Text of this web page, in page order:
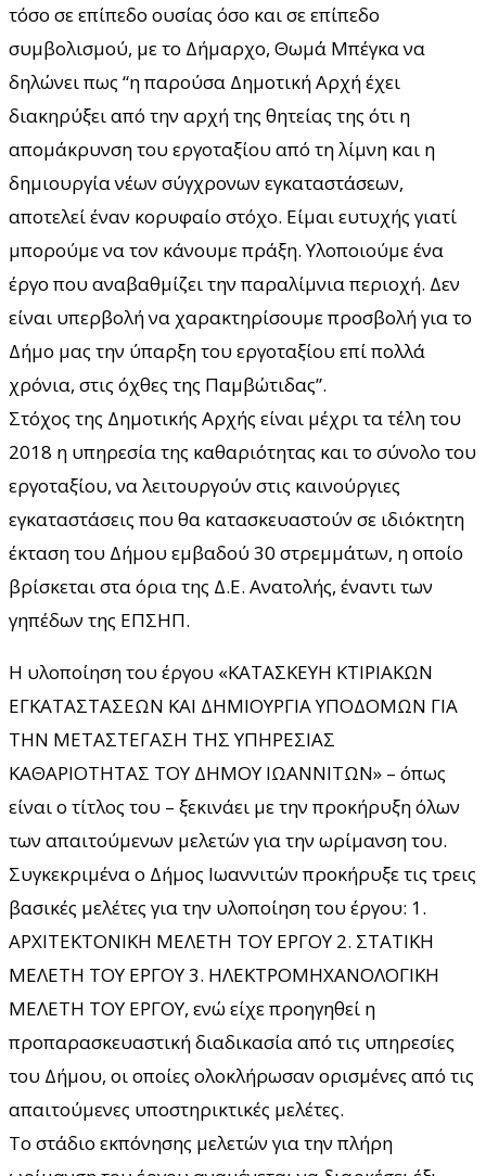
τόσο σε επίπεδο ουσίας όσο και σε επίπεδο
συμβολισμού, με το Δήμαρχο, Θωμά Μπέγκα να
δηλώνει πως “η παρούσα Δημοτική Αρχή έχει
διακηρύξει από την αρχή της θητείας της ότι η
απομάκρυνση του εργοταξίου από τη λίμνη και η
δημιουργία νέων σύγχρονων εγκαταστάσεων,
αποτελεί έναν κορυφαίο στόχο. Είμαι ευτυχής γιατί
μπορούμε να τον κάνουμε πράξη. Υλοποιούμε ένα
έργο που αναβαθμίζει την παραλίμνια περιοχή. Δεν
είναι υπερβολή να χαρακτηρίσουμε προσβολή για το
Δήμο μας την ύπαρξη του εργοταξίου επί πολλά
χρόνια, στις όχθες της Παμβώτιδας”.
Στόχος της Δημοτικής Αρχής είναι μέχρι τα τέλη του
2018 η υπηρεσία της καθαριότητας και το σύνολο του
εργοταξίου, να λειτουργούν στις καινούργιες
εγκαταστάσεις που θα κατασκευαστούν σε ιδιόκτητη
έκταση του Δήμου εμβαδού 30 στρεμμάτων, η οποίο
βρίσκεται στα όρια της Δ.Ε. Ανατολής, έναντι των
γηπέδων της ΕΠΣΗΠ.
Η υλοποίηση του έργου «ΚΑΤΑΣΚΕΥΗ ΚΤΙΡΙΑΚΩΝ
ΕΓΚΑΤΑΣΤΑΣΕΩΝ ΚΑΙ ΔΗΜΙΟΥΡΓΙΑ ΥΠΟΔΟΜΩΝ ΓΙΑ
ΤΗΝ ΜΕΤΑΣΤΕΓΑΣΗ ΤΗΣ ΥΠΗΡΕΣΙΑΣ
ΚΑΘΑΡΙΟΤΗΤΑΣ ΤΟΥ ΔΗΜΟΥ ΙΩΑΝΝΙΤΩΝ» – όπως
είναι ο τίτλος του – ξεκινάει με την προκήρυξη όλων
των απαιτούμενων μελετών για την ωρίμανση του.
Συγκεκριμένα ο Δήμος Ιωαννιτών προκήρυξε τις τρεις
βασικές μελέτες για την υλοποίηση του έργου: 1.
ΑΡΧΙΤΕΚΤΟΝΙΚΗ ΜΕΛΕΤΗ ΤΟΥ ΕΡΓΟΥ 2. ΣΤΑΤΙΚΗ
ΜΕΛΕΤΗ ΤΟΥ ΕΡΓΟΥ 3. ΗΛΕΚΤΡΟΜΗΧΑΝΟΛΟΓΙΚΗ
ΜΕΛΕΤΗ ΤΟΥ ΕΡΓΟΥ, ενώ είχε προηγηθεί η
προπαρασκευαστική διαδικασία από τις υπηρεσίες
του Δήμου, οι οποίες ολοκλήρωσαν ορισμένες από τις
απαιτούμενες υποστηρικτικές μελέτες.
Το στάδιο εκπόνησης μελετών για την πλήρη